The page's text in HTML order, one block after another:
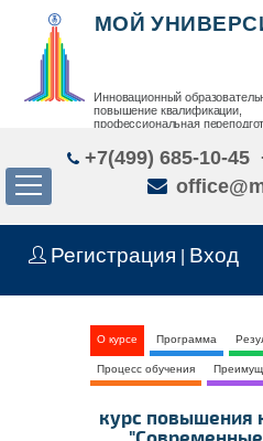
Регистрация Вход
МОЙ
Инновационный
повышение квалификации,
профессиональная
+7(499) 685-10-45
О курсе Программа
Процесс обучения
курс повышения